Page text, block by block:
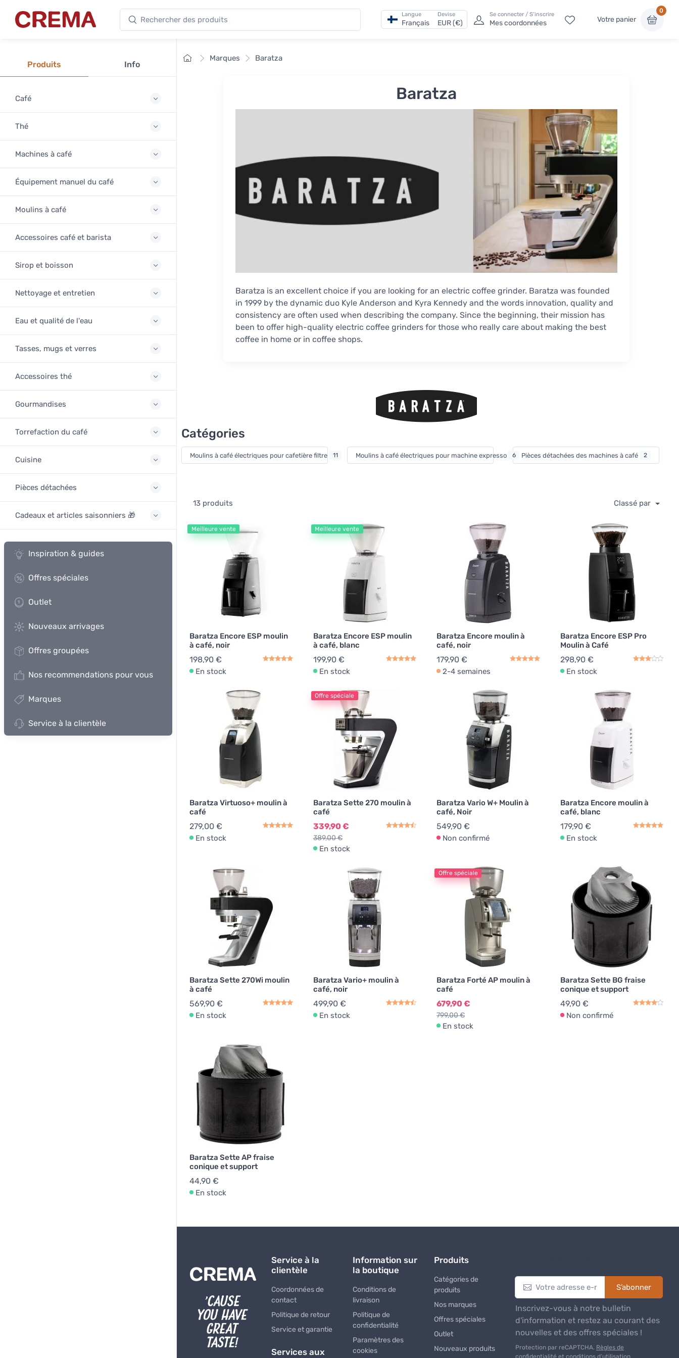
Crema Rechercher des produits Langue
Français
Devise
EUR (€)
Se connecter / S’inscrire
Mes coordonnées Votre panier
0
Produits Info
Café
Thé
Machines à café
Équipement manuel du café
Moulins à café
Accessoires café et barista
Sirop et boisson
Nettoyage et entretien
Eau et qualité de l'eau
Tasses, mugs et verres
Accessoires thé
Gourmandises
Torrefaction du café
Cuisine
Pièces détachées
Cadeaux et articles saisonniers 🎁
Inspiration & guides
Offres spéciales
Outlet
Nouveaux arrivages
Offres groupées
Nos recommendations pour vous
Marques
Service à la clientèle
AccueilMarques Baratza
Baratza
Baratza is an excellent choice if you are looking for an electric coffee grinder. Baratza was founded
in 1999 by the dynamic duo Kyle Anderson and Kyra Kennedy and the words innovation, quality and
consistency are often used when describing the company. Since the beginning, their mission has
been to offer high-quality electric coffee grinders for those who really care about making the best
coffee in home or in coffee shops.
Catégories
Moulins à café électriques pour cafetière filtre 11 Moulins à café électriques pour machine expresso 6 Pièces détachées des machines à café 2
13 produits Classé par
Meilleure vente
Baratza Encore ESP moulin
à café, noir
198,90 €
En stock
Meilleure vente
Baratza Encore ESP moulin
à café, blanc
199,90 €
En stock
Baratza Encore moulin à
café, noir
179,90 €
2-4 semaines
Baratza Encore ESP Pro
Moulin à Café
298,90 €
En stock
Baratza Virtuoso+ moulin à
café
279,00 €
En stock
Offre spéciale
Baratza Sette 270 moulin à
café
339,90 €
389,00 €
En stock
Baratza Vario W+ Moulin à
café, Noir
549,90 €
Non confirmé
Baratza Encore moulin à
café, blanc
179,90 €
En stock
Baratza Sette 270Wi moulin
à café
569,90 €
En stock
Baratza Vario+ moulin à
café, noir
499,90 €
En stock
Offre spéciale
Baratza Forté AP moulin à
café
679,90 €
799,00 €
En stock
Baratza Sette BG fraise
conique et support
49,90 €
Non confirmé
Baratza Sette AP fraise
conique et support
44,90 €
En stock
Service à la
clientèle
Coordonnées de
contact
Politique de retour
Service et garantie
Services aux
Information sur
la boutique
Conditions de
livraison
Politique de
confidentialité
Paramètres des
cookies
Produits
Catégories de
produits
Nos marques
Offres spéciales
Outlet
Nouveaux produits
S’abonner
Inscrivez-vous à notre bulletin
d'information et restez au courant des
nouvelles et des offres spéciales !
Protection par reCAPTCHA. Règles de